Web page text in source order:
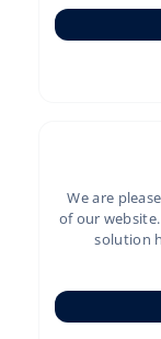
We are
of our
solution